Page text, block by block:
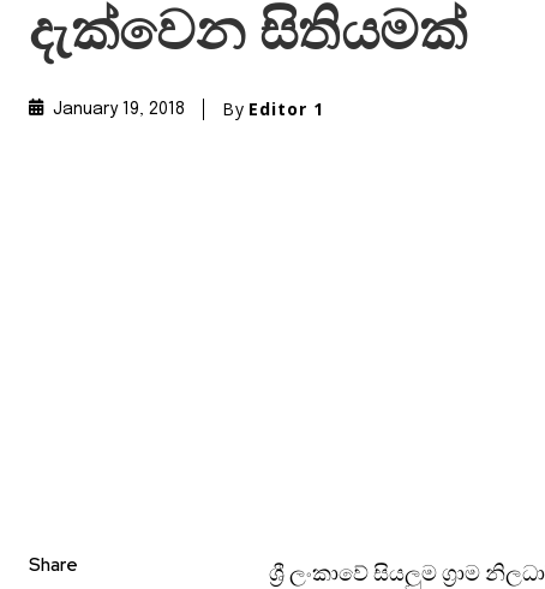
දැක්වෙන සිතියමක්
January 19, 2018 By Editor 1
Share
ශ්‍රී ලංකාවේ සියලුම ග්‍රාම